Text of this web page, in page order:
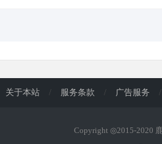
关于本站 / 服务条款 / 广告服务 /
Copyright ◎2015-2020